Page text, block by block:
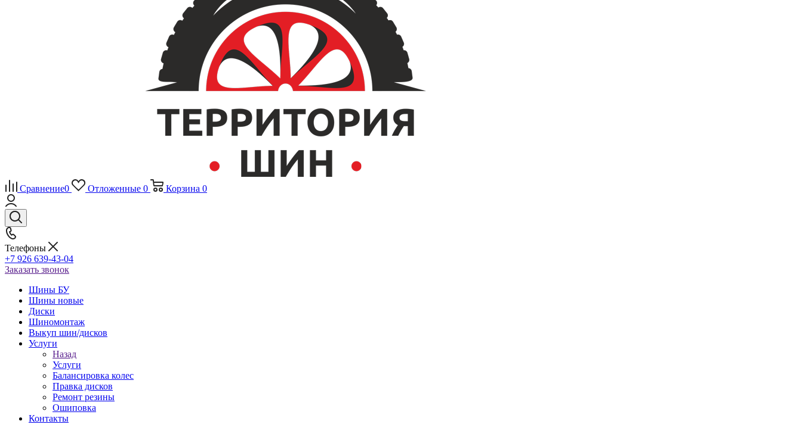
Сравнение0 Отложенные 0 Корзина 0
Телефоны
+7 926 639-43-04
Заказать звонок
Шины БУ
Шины новые
Диски
Шиномонтаж
Выкуп шин/дисков
Услуги
Назад
Услуги
Балансировка колес
Правка дисков
Ремонт резины
Ошиповка
Контакты